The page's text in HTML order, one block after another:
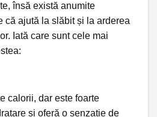
însă există anumite
că ajută la slăbit și la arderea
Iată care sunt cele mai
calorii, dar este foarte
și oferă o senzație de